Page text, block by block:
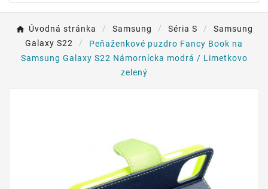
Úvodná stránka Samsung Séria S
Samsung
Galaxy S22
Peňaženkové puzdro Fancy Book na
Samsung Galaxy S22 Námornícka modrá / Limetkovo
zelený